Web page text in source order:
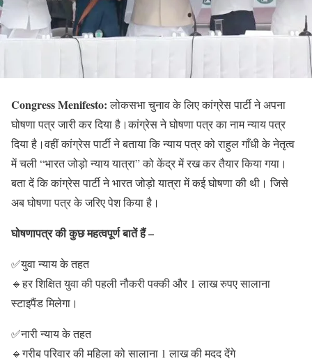
Congress Menifesto:लोकसभा चुनाव के लिए कांग्रेस पार्टी ने अपना
घोषणा पत्र जारी कर दिया है।कांग्रेस ने घोषणा पत्र का नाम न्याय पत्र
दिया है।वहीं कांग्रेस पार्टी ने बताया कि न्याय पत्र को राहुल गाँधी के नेतृत्व
में चली “भारत जोड़ो न्याय यात्रा” को केंद्र में रख कर तैयार किया गया।
बता दें कि कांग्रेस पार्टी ने भारत जोड़ो यात्रा में कई घोषणा की थी। जिसे
अब घोषणा पत्र के जरिए पेश किया है।
घोषणापत्र की कुछ महत्वपूर्ण बातें हैं –
✅युवा न्याय के तहत
🔹हर शिक्षित युवा की पहली नौकरी पक्की और 1 लाख रुपए सालाना
स्टाइपैंड मिलेगा।
✅नारी न्याय के तहत
🔹गरीब परिवार की महिला को सालाना 1 लाख की मदद देंगे